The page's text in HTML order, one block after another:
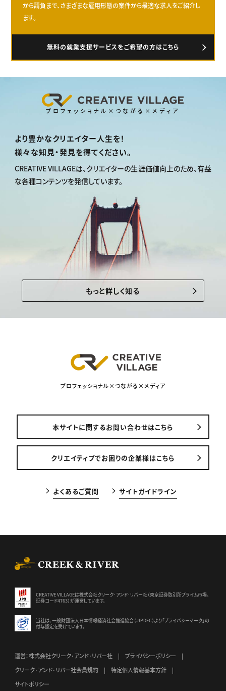
から請負まで、さまざまな雇用形態の案件から最適な求人をご紹介し
ます。
無料の就業支援サービスをご希望の方はこちら
プロフェッショナル×つながる×メディア
より豊かなクリエイター人生を！
様々な知見・発見を得てください。
CREATIVE VILLAGEは、クリエイターの生涯価値向上のため、有益
な各種コンテンツを発信しています。
もっと詳しく知る
プロフェッショナル×つながる×メディア
本サイトに関するお問い合わせはこちら
クリエイティブでお困りの企業様はこちら
よくあるご質問 サイトガイドライン
CREATIVE VILLAGEは株式会社クリーク･アンド･リバー社（東京証券取引所プライム市場、
証券コード4763）が運営しています。
当社は、一般財団法人日本情報経済社会推進協会（JIPDEC）より 「プライバシーマーク」の
付与認定を受けています。
運営：株式会社クリーク･アンド･リバー社
プライバシーポリシー
クリーク･アンド･リバー社会員規約
特定個人情報基本方針
サイトポリシー